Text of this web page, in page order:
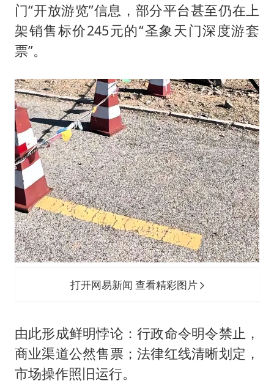
门“开放游览”信息，部分平台甚至仍在上
架销售标价245元的“圣象天门深度游套
票”。
打开网易新闻 查看精彩图片
由此形成鲜明悖论：行政命令明令禁止，
商业渠道公然售票；法律红线清晰划定，
市场操作照旧运行。